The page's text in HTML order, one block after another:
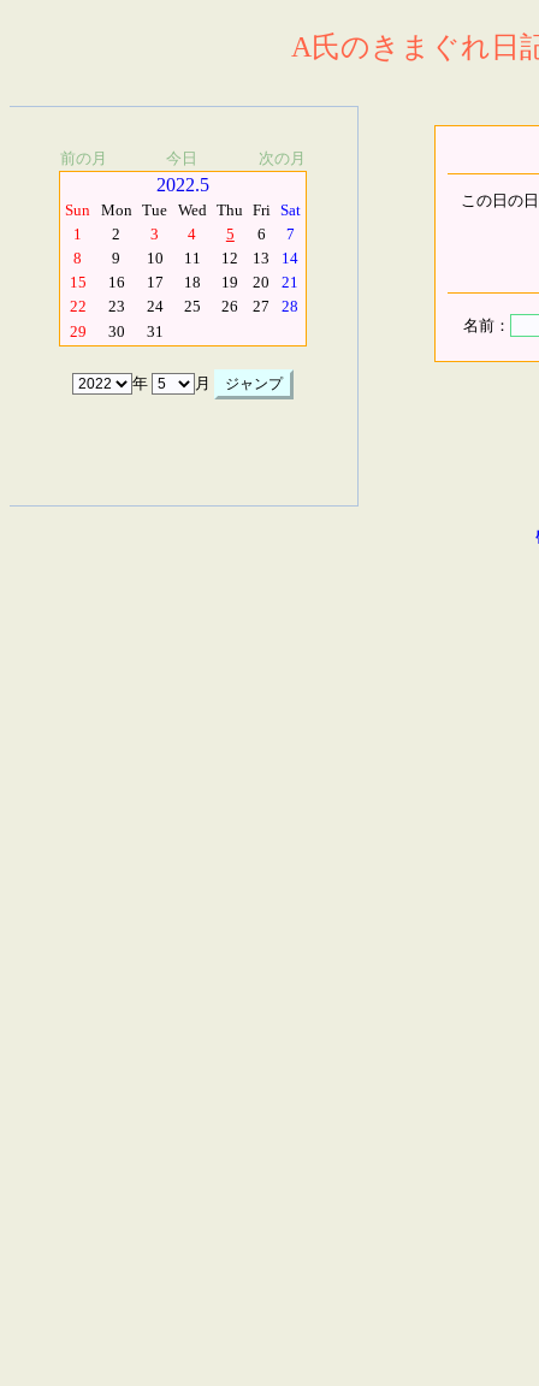
A氏のきまぐれ日
前の月 今日 次の月
2022.5
Sun Mon Tue Wed Thu Fri Sat
1
2 3 4 5 6
7
8
9 10 11 12 13
14
15
16 17 18 19 20
21
22
23 24 25 26 27
28
29
30 31
年 月
この日の
名前：